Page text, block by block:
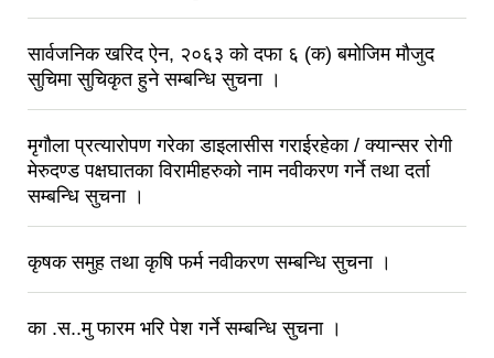
सार्वजनिक खरिद ऐन, २०६३ को दफा ६ (क) बमोजिम मौजुद
सुचिमा सुचिकृत हुने सम्बन्धि सुचना ।
मृगौला प्रत्यारोपण गरेका डाइलासीस गराईरहेका / क्यान्सर रोगी
मेरुदण्ड पक्षघातका विरामीहरुको नाम नवीकरण गर्ने तथा दर्ता
सम्बन्धि सुचना ।
कृषक समुह तथा कृषि फर्म नवीकरण सम्बन्धि सुचना ।
का .स..मु फारम भरि पेश गर्ने सम्बन्धि सुचना ।